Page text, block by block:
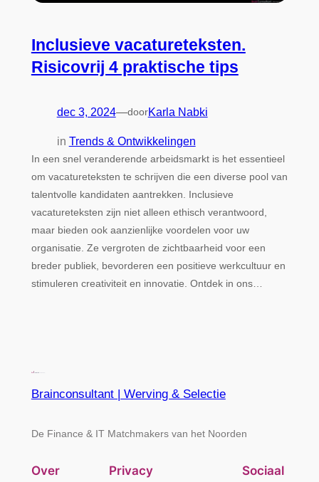
Inclusieve vacatureteksten.
Risicovrij 4 praktische tips
dec 3, 2024—doorKarla Nabki
in Trends & Ontwikkelingen
In een snel veranderende arbeidsmarkt is het essentieel
om vacatureteksten te schrijven die een diverse pool van
talentvolle kandidaten aantrekken. Inclusieve
vacatureteksten zijn niet alleen ethisch verantwoord,
maar bieden ook aanzienlijke voordelen voor uw
organisatie. Ze vergroten de zichtbaarheid voor een
breder publiek, bevorderen een positieve werkcultuur en
stimuleren creativiteit en innovatie. Ontdek in ons…
Brainconsultant | Werving & Selectie
De Finance & IT Matchmakers van het Noorden
Over Privacy Sociaal